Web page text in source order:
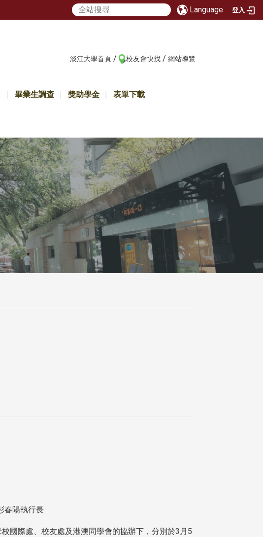
Language 登入
淡江大學首頁 / 校友會快找 / 網站導覽
畢業生調查 獎助學金 表單下載
彭春陽執行長
國際處、校友處及港澳同學會的協辦下，分別於3月5